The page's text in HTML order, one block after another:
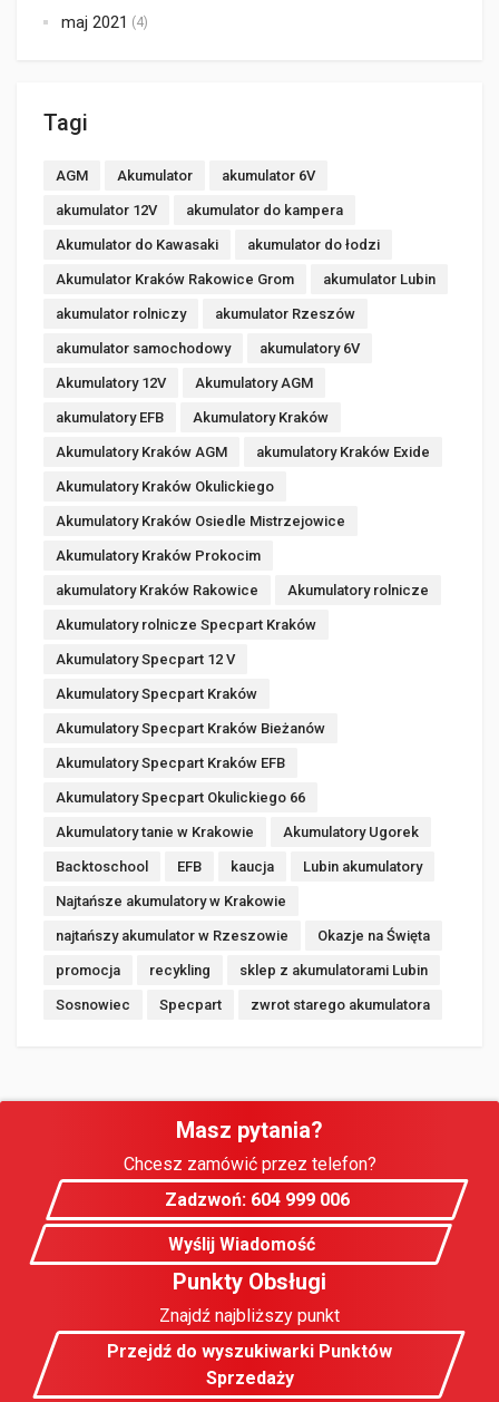
maj 2021 (4)
Tagi
AGM Akumulator akumulator 6V
akumulator 12V akumulator do kampera
Akumulator do Kawasaki akumulator do łodzi
Akumulator Kraków Rakowice Grom akumulator Lubin
akumulator rolniczy akumulator Rzeszów
akumulator samochodowy akumulatory 6V
Akumulatory 12V Akumulatory AGM
akumulatory EFB Akumulatory Kraków
Akumulatory Kraków AGM akumulatory Kraków Exide
Akumulatory Kraków Okulickiego
Akumulatory Kraków Osiedle Mistrzejowice
Akumulatory Kraków Prokocim
akumulatory Kraków Rakowice Akumulatory rolnicze
Akumulatory rolnicze Specpart Kraków
Akumulatory Specpart 12 V
Akumulatory Specpart Kraków
Akumulatory Specpart Kraków Bieżanów
Akumulatory Specpart Kraków EFB
Akumulatory Specpart Okulickiego 66
Akumulatory tanie w Krakowie Akumulatory Ugorek
Backtoschool EFB kaucja Lubin akumulatory
Najtańsze akumulatory w Krakowie
najtańszy akumulator w Rzeszowie Okazje na Święta
promocja recykling sklep z akumulatorami Lubin
Sosnowiec Specpart zwrot starego akumulatora
Masz pytania?
Chcesz zamówić przez telefon?
Zadzwoń: 604 999 006
Wyślij Wiadomość
Punkty Obsługi
Znajdź najbliższy punkt
Przejdź do wyszukiwarki Punktów
Sprzedaży